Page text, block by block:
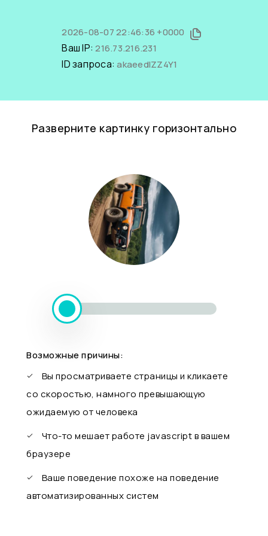
2026-08-07 22:46:36 +0000
Ваш IP:216.73.216.231
ID запроса:akaeedIZZ4Y1
Разверните картинку горизонтально
Возможные причины:
Вы просматриваете страницы и кликаете
со скоростью, намного превышающую
ожидаемую от человека
Что-то мешает работе javascript в вашем
браузере
Ваше поведение похоже на поведение
автоматизированных систем